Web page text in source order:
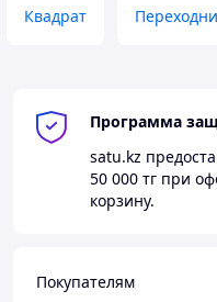
Квадрат
Программа
satu.kz
50 000 тг при
корзину.
Покупателям